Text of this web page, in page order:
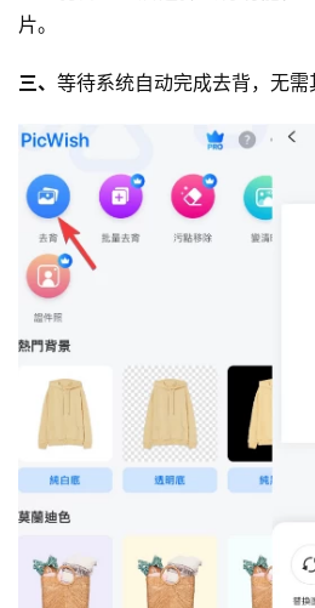
片。
三、 等待系统自动完成去背，无需